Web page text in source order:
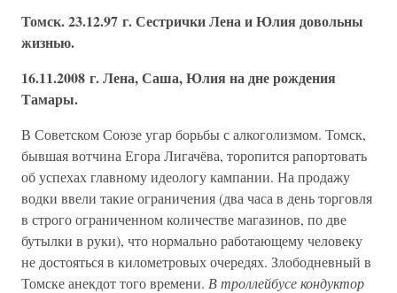
Томск. 23.12.97 г. Сестрички Лена и Юлия довольны
жизнью.
16.11.2008 г. Лена, Саша, Юлия на дне рождения
Тамары.
В Советском Союзе угар борьбы с алкоголизмом. Томск,
бывшая вотчина Егора Лигачёва, торопится рапортовать
об успехах главному идеологу кампании. На продажу
водки ввели такие ограничения (два часа в день торговля
в строго ограниченном количестве магазинов, по две
бутылки в руки), что нормально работающему человеку
не достояться в километровых очередях. Злободневный в
Томске анекдот того времени. В троллейбусе кондуктор